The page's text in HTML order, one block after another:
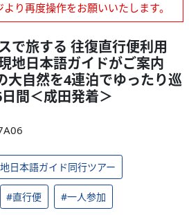
り再度操作をお願いいたします。
で旅する 往復直行便利用
地日本語ガイドがご案内
大自然を4連泊でゆったり巡
間＜成田発着＞
日本語ガイド同行ツアー
#直行便 #一人参加